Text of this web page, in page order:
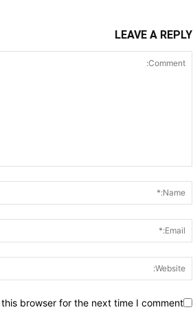
LEAVE A REPLY
browser for the next time I comment.